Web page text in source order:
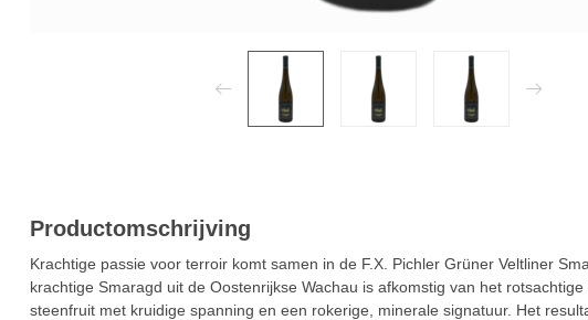
Productomschrijving
Krachtige passie voor terroir komt samen in de F.X. Pichler Grüner Veltliner
krachtige Smaragd uit de Oostenrijkse Wachau is afkomstig van het
steenfruit met kruidige spanning en een rokerige, minerale signatuur. Het